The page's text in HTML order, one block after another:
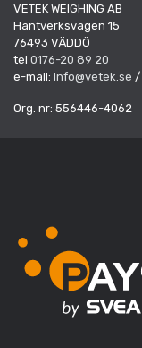
VETEK WEIGHING AB
Hantverksvägen 15
76493 VÄDDÖ
tel 0176-20 89 20
e-mail: info@vetek.se /
Org. nr: 556446-4062